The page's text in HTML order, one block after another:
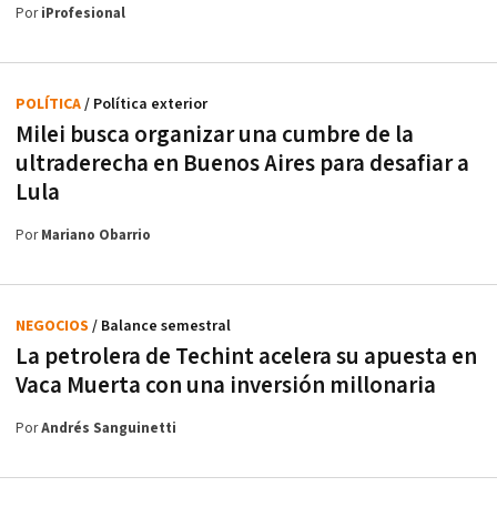
PoriProfesional
Milei busca organizar una cumbre de la
ultraderecha en Buenos Aires para desafiar a
Lula
POLÍTICA/ Política exterior
PorMariano Obarrio
La petrolera de Techint acelera su apuesta en
Vaca Muerta con una inversión millonaria
NEGOCIOS / Balance semestral
PorAndrés Sanguinetti